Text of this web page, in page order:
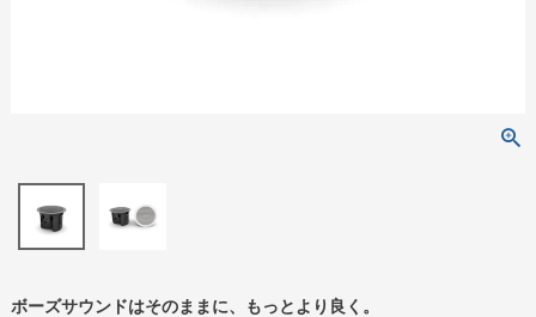
ボーズサウンドはそのままに、もっとより良く。